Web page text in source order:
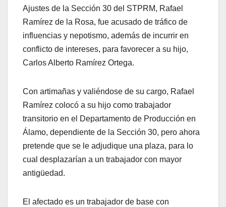
Ajustes de la Sección 30 del STPRM, Rafael
Ramírez de la Rosa, fue acusado de tráfico de
influencias y nepotismo, además de incurrir en
conflicto de intereses, para favorecer a su hijo,
Carlos Alberto Ramírez Ortega.
Con artimañas y valiéndose de su cargo, Rafael
Ramírez colocó a su hijo como trabajador
transitorio en el Departamento de Producción en
Álamo, dependiente de la Sección 30, pero ahora
pretende que se le adjudique una plaza, para lo
cual desplazarían a un trabajador con mayor
antigüedad.
El afectado es un trabajador de base con